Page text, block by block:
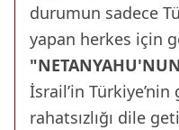
durumun sadece
yapan herkes için
İsrail’in
rahatsızlığı dile